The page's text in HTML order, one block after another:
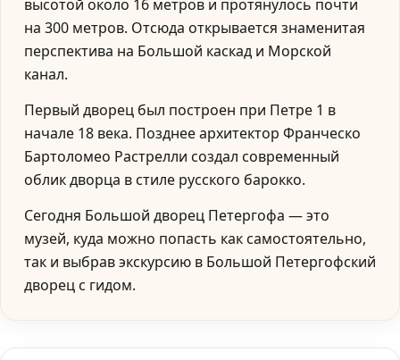
высотой около 16 метров и протянулось почти
на 300 метров. Отсюда открывается знаменитая
перспектива на Большой каскад и Морской
канал.
Первый дворец был построен при Петре 1 в
начале 18 века. Позднее архитектор Франческо
Бартоломео Растрелли создал современный
облик дворца в стиле русского барокко.
Сегодня Большой дворец Петергофа — это
музей, куда можно попасть как самостоятельно,
так и выбрав экскурсию в Большой Петергофский
дворец с гидом.